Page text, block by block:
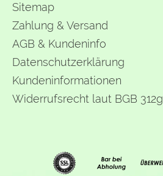
Sitemap
Zahlung & Versand
AGB & Kundeninfo
Datenschutzerklärung
Kundeninformationen
Widerrufsrecht laut BGB 312g